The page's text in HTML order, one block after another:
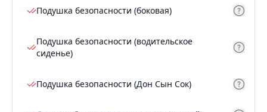
Подушка безопасности (боковая)
Подушка безопасности (водительское
сиденье)
Подушка безопасности (Дон Сын Сок)